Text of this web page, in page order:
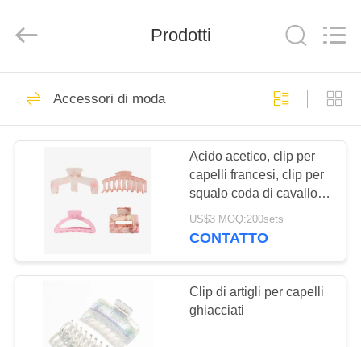
CASA
PRODOTTI
SIAMO
CONTATTACI
RICHIEDERE
Rights
Reserved.
ECER
Cappelli
112
Accessori di moda
51
Prodotti
Accessori di moda
Acido acetico, clip per
capelli francesi, clip per
squalo coda di cavallo, 4
pezzi, set.
US$3 MOQ:200sets
CONTATTO
Clip di artigli per capelli
ghiacciati